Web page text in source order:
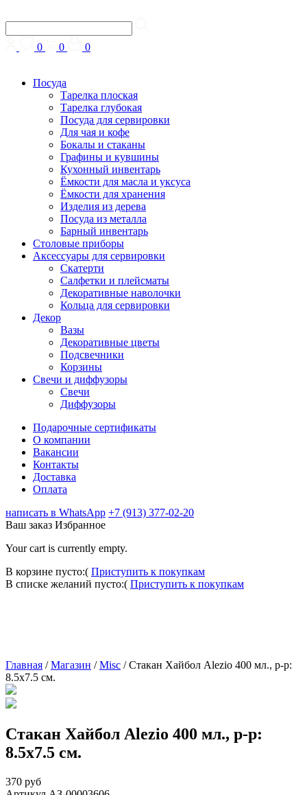
0 0 0
Посуда
Тарелка плоская
Тарелка глубокая
Посуда для сервировки
Для чая и кофе
Бокалы и стаканы
Графины и кувшины
Кухонный инвентарь
Ёмкости для масла и уксуса
Ёмкости для хранения
Изделия из дерева
Посуда из металла
Барный инвентарь
Столовые приборы
Аксессуары для сервировки
Скатерти
Cалфетки и плейсматы
Декоративные наволочки
Кольца для сервировки
Декор
Вазы
Декоративные цветы
Подсвечники
Корзины
Свечи и диффузоры
Свечи
Диффузоры
Подарочные сертификаты
О компании
Вакансии
Контакты
Доставка
Оплата
написать в WhatsApp +7 (913) 377-02-20
Ваш заказ Избранное
Your cart is currently empty.
В корзине пусто:( Приступить к покупкам
В списке желаний пусто:( Приступить к покупкам
Главная /Магазин /Misc /Стакан Хайбол Alezio 400 мл., р-р:
8.5х7.5 см.
Стакан Хайбол Alezio 400 мл., р-р:
8.5х7.5 см.
370 руб